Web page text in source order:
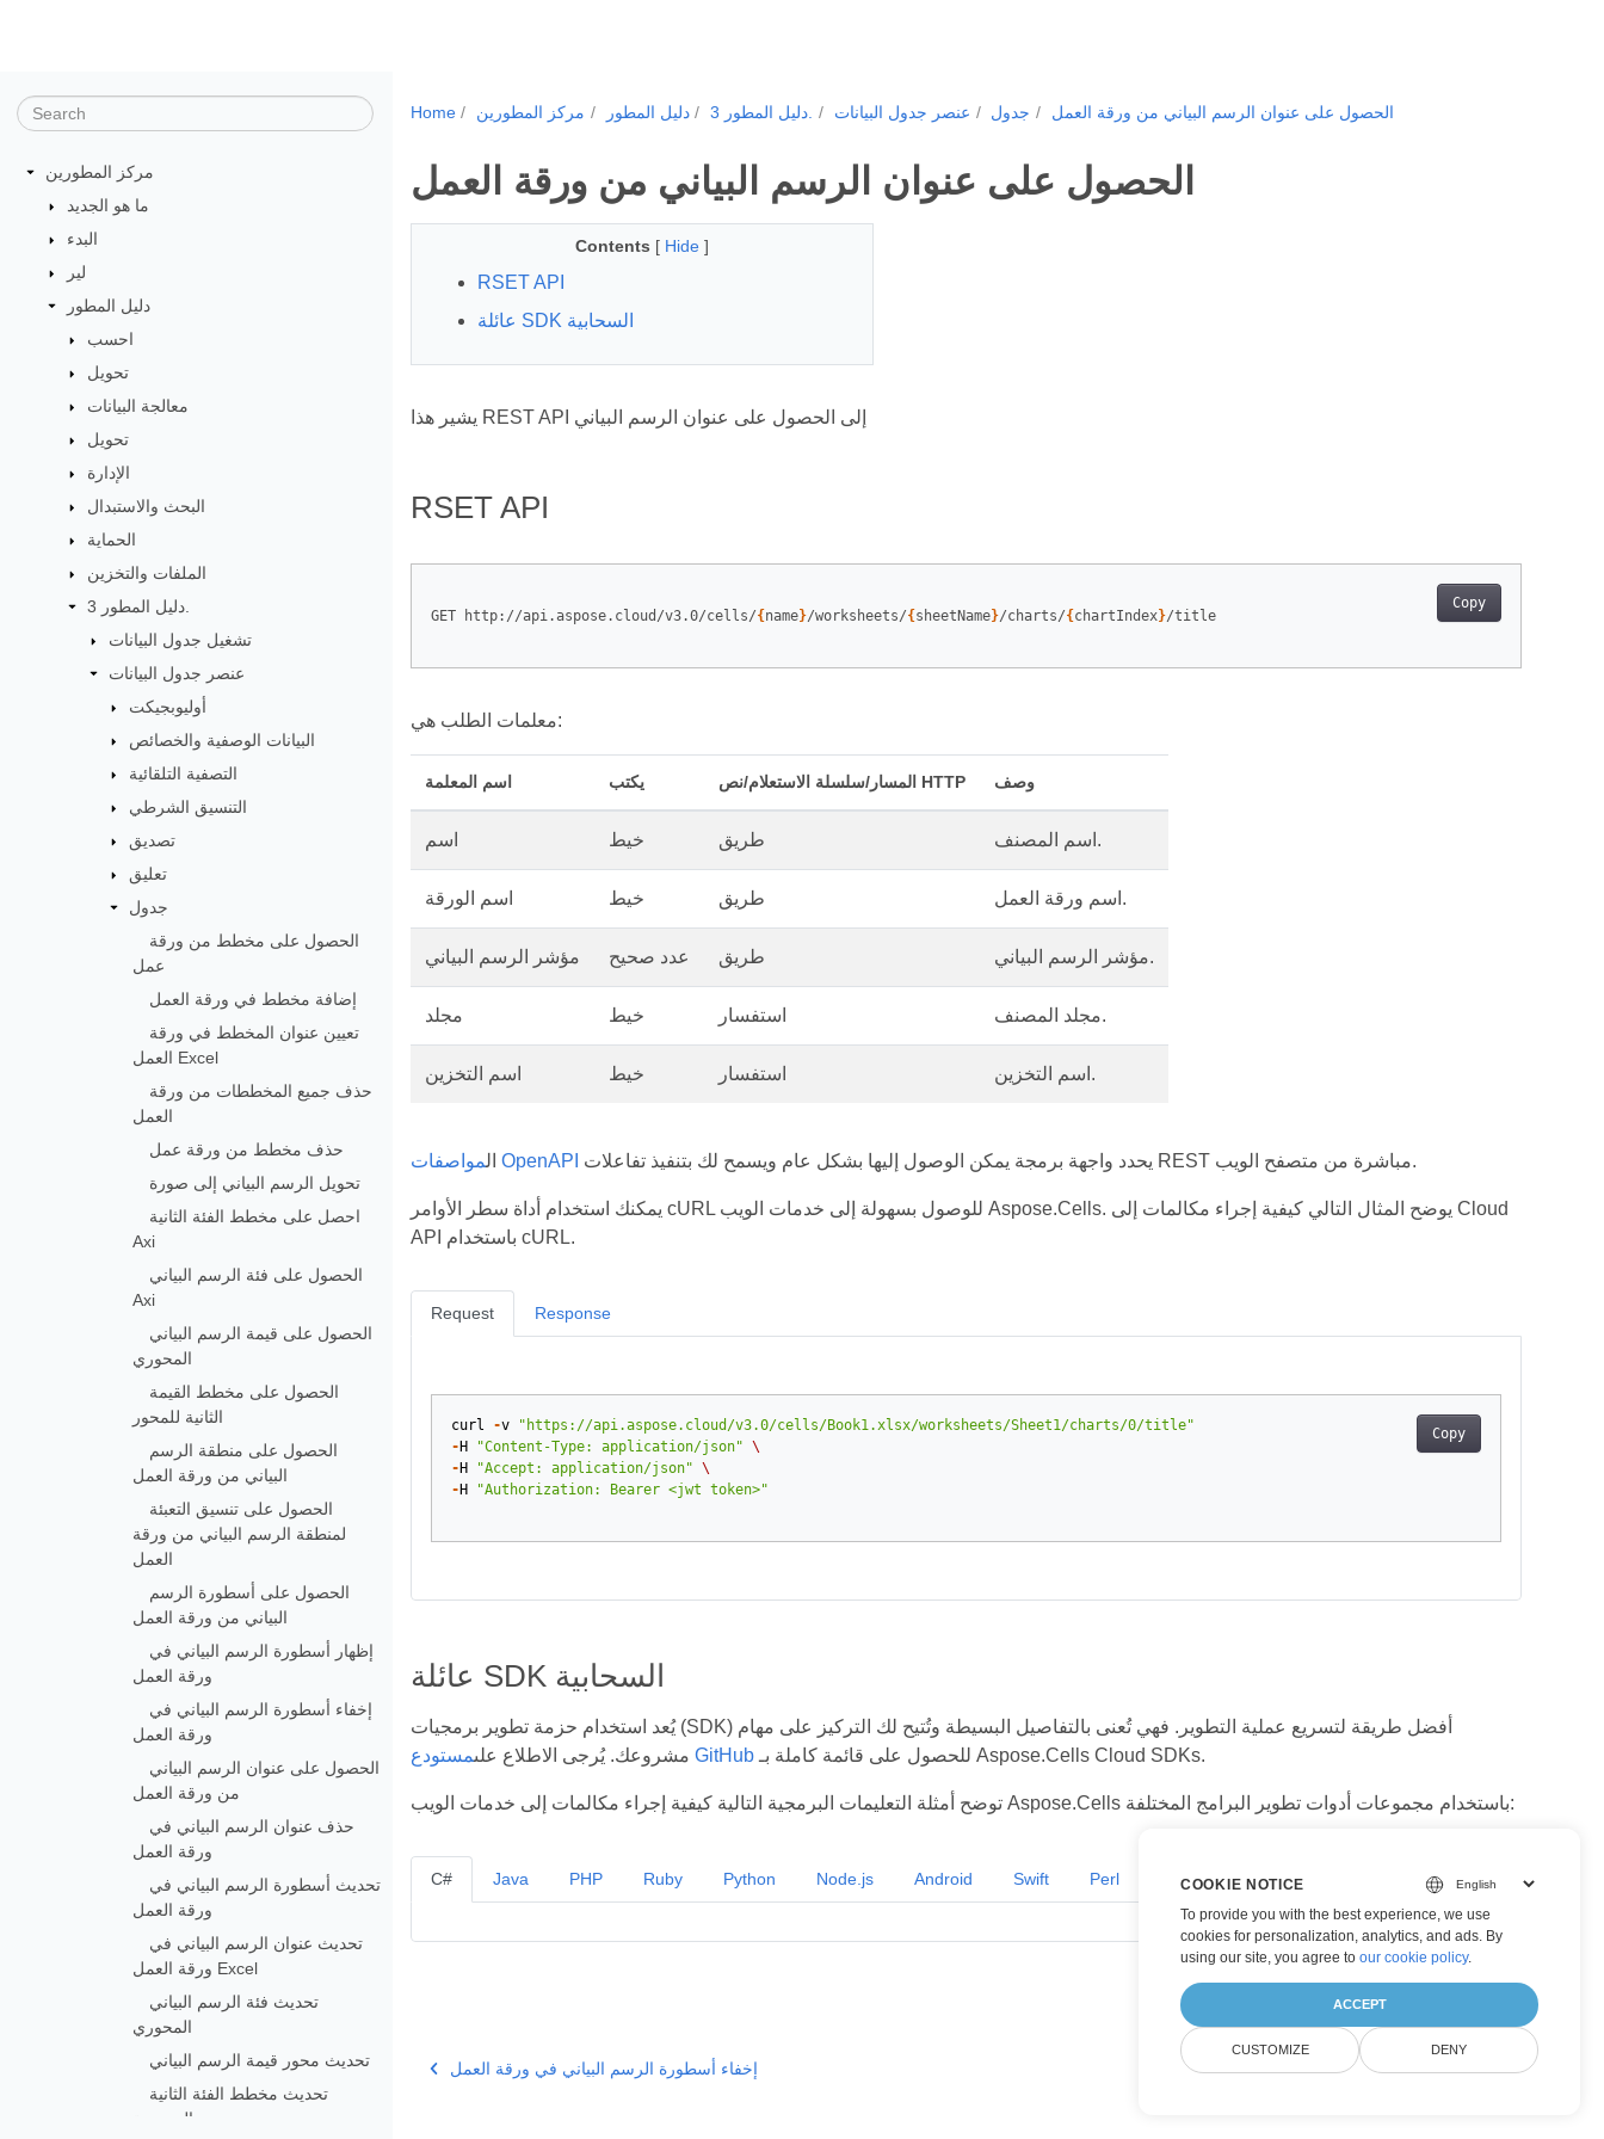
مركز المطورين
ما هو الجديد
البدء
لير
دليل المطور
احسب
تحويل
معالجة البيانات
تحويل
الإدارة
البحث والاستبدال
الحماية
الملفات والتخزين
تشغيل جدول البيانات
عنصر جدول البيانات
أوليوبجيكت
البيانات الوصفية والخصائص
التصفية التلقائية
التنسيق الشرطي
تصديق
تعليق
جدول
الحصول على مخطط من ورقة
عمل
إضافة مخطط في ورقة العمل
تعيين عنوان المخطط في ورقة
العمل Excel
حذف جميع المخططات من ورقة
العمل
حذف مخطط من ورقة عمل
تحويل الرسم البياني إلى صورة
احصل على مخطط الفئة الثانية
Axi
الحصول على فئة الرسم البياني
Axi
الحصول على قيمة الرسم البياني
المحوري
الحصول على مخطط القيمة
الثانية للمحور
الحصول على منطقة الرسم
البياني من ورقة العمل
الحصول على تنسيق التعبئة
لمنطقة الرسم البياني من ورقة
العمل
الحصول على أسطورة الرسم
البياني من ورقة العمل
إظهار أسطورة الرسم البياني في
ورقة العمل
إخفاء أسطورة الرسم البياني في
ورقة العمل
الحصول على عنوان الرسم البياني
من ورقة العمل
حذف عنوان الرسم البياني في
ورقة العمل
تحديث أسطورة الرسم البياني في
ورقة العمل
تحديث عنوان الرسم البياني في
ورقة العمل Excel
تحديث فئة الرسم البياني
المحوري
تحديث محور قيمة الرسم البياني
تحديث مخطط الفئة الثانية
المحورية
Home مركز المطورين دليل المطور عنصر جدول البيانات جدول الحصول على عنوان الرسم البياني من ورقة العمل
الحصول على عنوان الرسم البياني من ورقة العمل
Contents [ Hide ]
RSET API
عائلة SDK السحابية
يشير هذا REST API إلى الحصول على عنوان الرسم البياني
RSET API
Copy
GET http://api.aspose.cloud/v3.0/cells/{ name}/worksheets/{ sheetName}/charts/{ chartIndex}/title
معلمات الطلب هي:
اسم المعلمة يكتب المسار/سلسلة الاستعلام/نص HTTP وصف
اسم خيط طريق اسم المصنف.
اسم الورقة خيط طريق اسم ورقة العمل.
مؤشر الرسم البياني عدد صحيح طريق مؤشر الرسم البياني.
مجلد خيط استفسار مجلد المصنف.
اسم التخزين خيط استفسار اسم التخزين.
ال مواصفات OpenAPI يحدد واجهة برمجة يمكن الوصول إليها بشكل عام ويسمح لك بتنفيذ تفاعلات REST مباشرة من متصفح الويب.
يمكنك استخدام أداة سطر الأوامر cURL للوصول بسهولة إلى خدمات الويب Aspose.Cells. يوضح المثال التالي كيفية إجراء مكالمات إلى Cloud
API باستخدام cURL.
Request
Copy
curl -v
"https://api.aspose.cloud/v3.0/cells/Book1.xlsx/worksheets/Sheet1/charts/0/title"
- H "Content-Type: application/json" \
- H "Accept: application/json" \
- H "Authorization: Bearer <jwt token>"
Response
عائلة SDK السحابية
يُعد استخدام حزمة تطوير برمجيات (SDK) أفضل طريقة لتسريع عملية التطوير. فهي تُعنى بالتفاصيل البسيطة وتُتيح لك التركيز على مهام
مشروعك. يُرجى الاطلاع على مستودع GitHub للحصول على قائمة كاملة بـ Aspose.Cells Cloud SDKs.
توضح أمثلة التعليمات البرمجية التالية كيفية إجراء مكالمات إلى خدمات الويب Aspose.Cells باستخدام مجموعات أدوات تطوير البرامج المختلفة:
C# Java PHP Ruby Python Node.js Android Swift Perl Go
إخفاء أسطورة الرسم البياني في ورقة العمل حذف عنوان الرسم البياني في ورقة العمل
COOKIE NOTICE
To provide you with the best experience, we use
cookies for personalization, analytics, and ads. By
using our site, you agree to our cookie policy.
ACCEPT
CUSTOMIZE DENY